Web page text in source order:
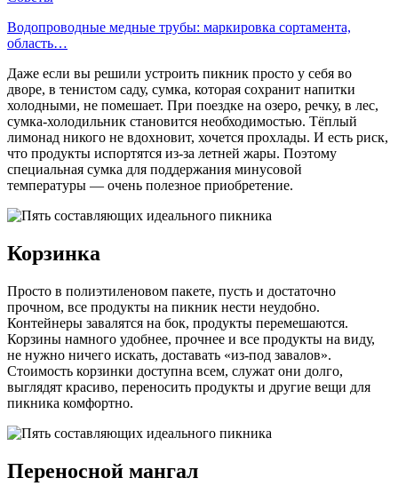
Водопроводные медные трубы: маркировка сортамента,
область…
Даже если вы решили устроить пикник просто у себя во
дворе, в тенистом саду, сумка, которая сохранит напитки
холодными, не помешает. При поездке на озеро, речку, в лес,
сумка-холодильник становится необходимостью. Тёплый
лимонад никого не вдохновит, хочется прохлады. И есть риск,
что продукты испортятся из-за летней жары. Поэтому
специальная сумка для поддержания минусовой
температуры — очень полезное приобретение.
Корзинка
Просто в полиэтиленовом пакете, пусть и достаточно
прочном, все продукты на пикник нести неудобно.
Контейнеры завалятся на бок, продукты перемешаются.
Корзины намного удобнее, прочнее и все продукты на виду,
не нужно ничего искать, доставать «из-под завалов».
Стоимость корзинки доступна всем, служат они долго,
выглядят красиво, переносить продукты и другие вещи для
пикника комфортно.
Переносной мангал